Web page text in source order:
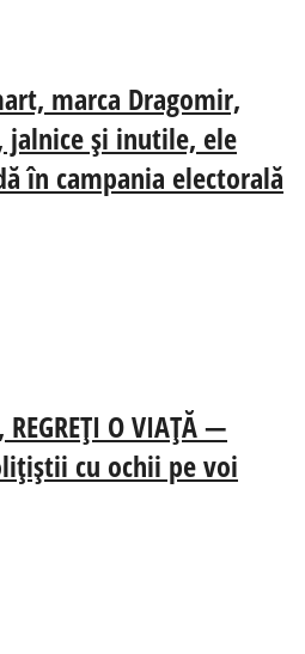
marca Dragomir,
și inutile, ele
în campania electorală
REGREȚI O VIAȚĂ —
cu ochii pe voi